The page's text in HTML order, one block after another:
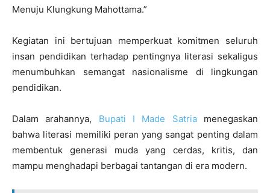
Menuju Klungkung Mahottama.”
Kegiatan ini bertujuan memperkuat komitmen seluruh
insan pendidikan terhadap pentingnya literasi sekaligus
menumbuhkan semangat nasionalisme di lingkungan
pendidikan.
Dalam arahannya, Bupati I Made Satriamenegaskan
bahwa literasi memiliki peran yang sangat penting dalam
membentuk generasi muda yang cerdas, kritis, dan
mampu menghadapi berbagai tantangan di era modern.